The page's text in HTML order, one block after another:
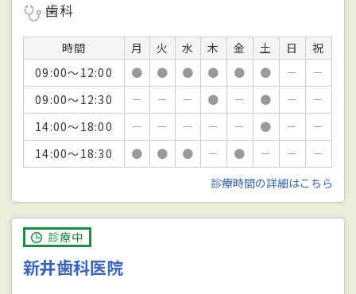
歯科
時間 月 火 水 木 金 土 日
祝
09:00～12:00
● ● ● ● ● ● －
－
09:00～12:30
－ － － ● － ● －
－
14:00～18:00
－ － － － － ● －
－
14:00～18:30
● ● ● － ● － －
－
診療時間の詳細はこちら
診療中
新井歯科医院